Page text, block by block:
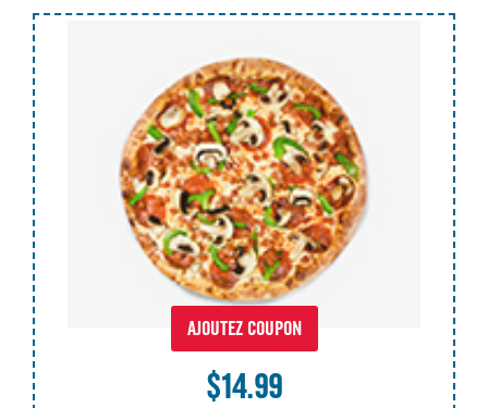
AJOUTEZ COUPON
$14.99